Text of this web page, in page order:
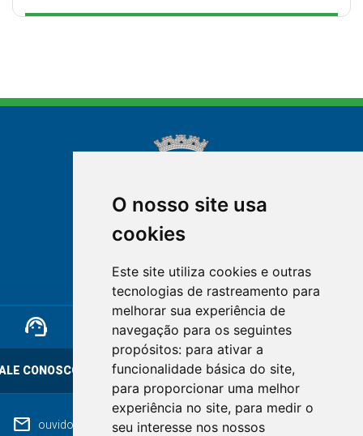
O nosso site usa
cookies
Este site utiliza cookies e outras
tecnologias de rastreamento para
melhorar sua experiência de
navegação para os seguintes
propósitos: para ativar a
funcionalidade básica do site,
para proporcionar uma melhor
experiência no site, para medir o
seu interesse nos nossos
NOVA FRIBURGO
RIO DE JANEIRO
mail ouvidoriageral@pmnf.rj.gov.br
support_agent
CONOSCO
mail
OUVIDORIA